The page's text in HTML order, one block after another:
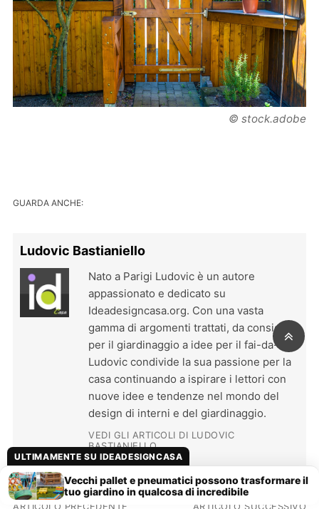
© stock.adobe
GUARDA ANCHE:
Ludovic Bastianiello
Nato a Parigi Ludovic è un autore
appassionato e dedicato su
Ideadesigncasa.org. Con una vasta
gamma di argomenti trattati, da consigli
per il giardinaggio a idee per il fai-da-te.
Ludovic condivide la sua passione per la
casa continuando a ispirare i lettori con
nuove idee e tendenze nel mondo del
design di interni e del giardinaggio.
VEDI GLI ARTICOLI DI LUDOVIC
BASTIANIELLO
Navigazione articoli
ARTICOLO PRECEDENTE ARTICOLO SUCCESSIVO
ULTIMAMENTE SU IDEADESIGNCASA
Vecchi pallet e pneumatici possono trasformare il
tuo giardino in qualcosa di incredibile